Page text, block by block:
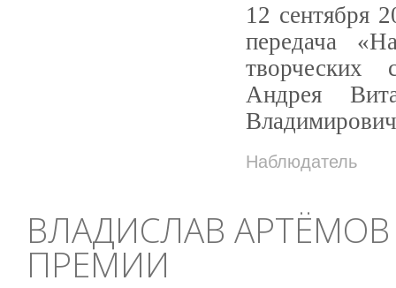
12 сентября
передача
творческих
Андрея
Наблюдатель
ВЛАДИСЛАВ
ПРЕМИИ